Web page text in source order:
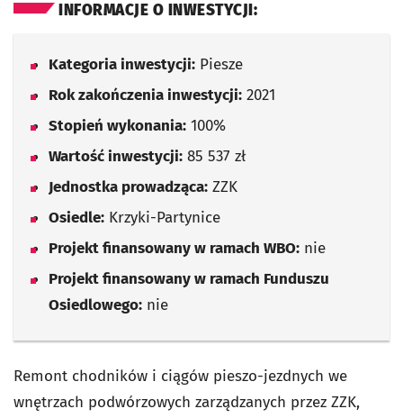
INFORMACJE O INWESTYCJI:
Kategoria inwestycji: Piesze
Rok zakończenia inwestycji: 2021
Stopień wykonania: 100%
Wartość inwestycji: 85 537 zł
Jednostka prowadząca: ZZK
Osiedle: Krzyki-Partynice
Projekt finansowany w ramach WBO: nie
Projekt finansowany w ramach Funduszu
Osiedlowego: nie
Remont chodników i ciągów pieszo-jezdnych we
wnętrzach podwórzowych zarządzanych przez ZZK,